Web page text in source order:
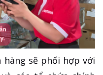
hàng sẽ phối hợp với